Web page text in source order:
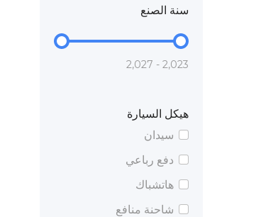
سنة الصنع
2,023 - 2,027
هيكل السيارة
سيدان
دفع رباعي
هاتشباك
شاحنة منافع